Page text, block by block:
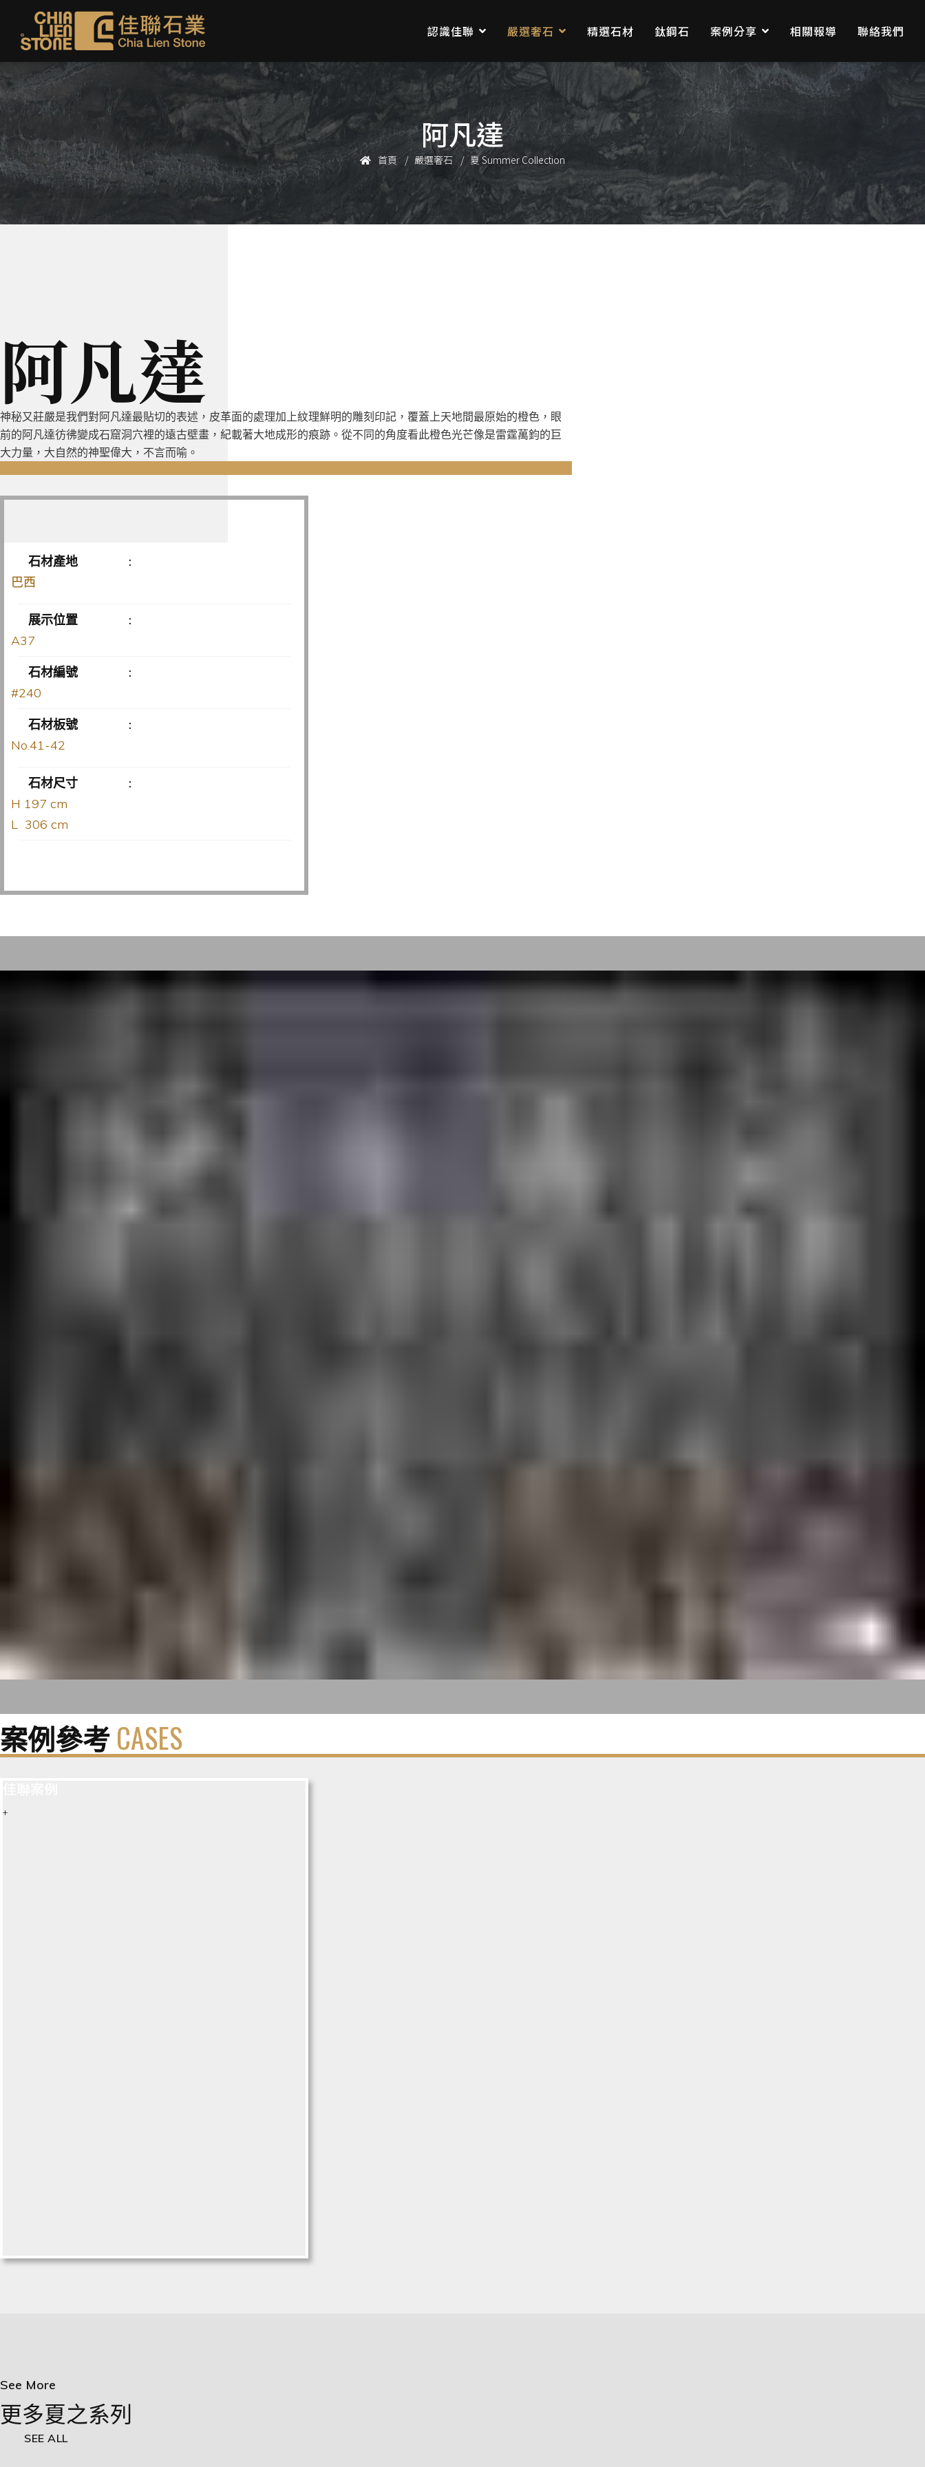
認識佳聯 嚴選奢石 精選石材 鈦鋼石 案例分享 相關報導 聯絡我們
阿凡達
首頁 嚴選奢石 夏 Summer Collection
阿凡達
神秘又莊嚴是我們對阿凡達最貼切的表述，皮革面的處理加上紋理鮮明的雕刻印記，覆蓋上天地間最原始的橙色，眼
前的阿凡達彷彿變成石窟洞穴裡的遠古壁畫，紀載著大地成形的痕跡。從不同的角度看此橙色光芒像是雷霆萬鈞的巨
大力量，大自然的神聖偉大，不言而喻。
石材產地
:
巴西
展示位置
:
A37
石材編號
:
#240
石材板號
:
No.41-42
石材尺寸
:
H 197 cm
L 306 cm
案例參考CASES
+
See More
更多夏之系列
SEE ALL